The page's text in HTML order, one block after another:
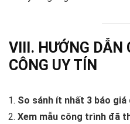
VIII. HƯỚNG DẪN
CÔNG UY TÍN
So sánh ít nhất 3 báo
Xem mẫu công trình đã